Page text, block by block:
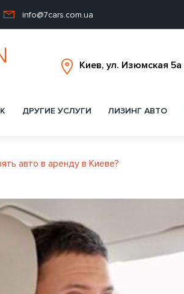
info@7cars.com.ua
ДРУГИЕ УСЛУГИ ЛИЗИНГ АВТО
авто в аренду в Киеве?